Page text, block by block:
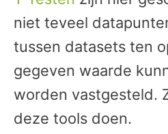
niet teveel
tussen datasets ten
gegeven waarde
worden vastgesteld.
deze tools doen.